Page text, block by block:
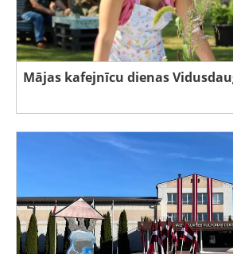
Mājas kafejnīcu dienas